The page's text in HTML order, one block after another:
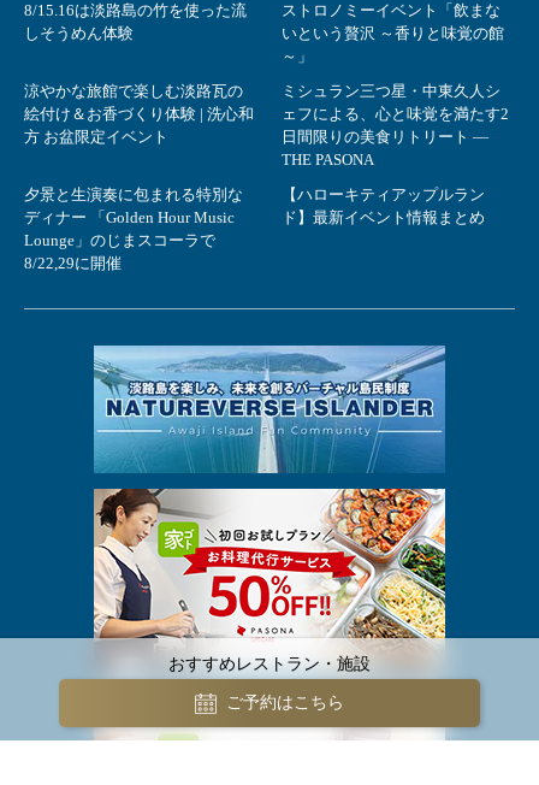
8/15.16は淡路島の竹を使った流
しそうめん体験
ストロノミーイベント「飲まな
いという贅沢 ～香りと味覚の館
～」
涼やかな旅館で楽しむ淡路瓦の
絵付け＆お香づくり体験 | 洗心和
方 お盆限定イベント
ミシュラン三つ星・中東久人シ
ェフによる、心と味覚を満たす2
日間限りの美食リトリート ―
THE PASONA
夕景と生演奏に包まれる特別な
ディナー 「Golden Hour Music
Lounge」のじまスコーラで
8/22,29に開催
【ハローキティアップルラン
ド】最新イベント情報まとめ
おすすめレストラン・施設
ご予約はこちら